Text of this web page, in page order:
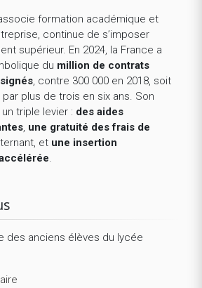
formation académique et
continue de s’imposer
supérieur. En 2024, la France a
du million de contrats
, contre 300 000 en 2018, soit
plus de trois en six ans. Son
triple levier : des aides
, une gratuité des frais de
et une insertion
.
des anciens élèves du lycée